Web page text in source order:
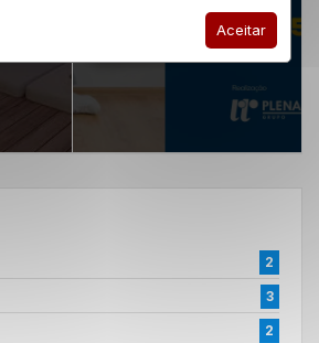
Aceitar
Residencial Ano
Bom
2
3
2